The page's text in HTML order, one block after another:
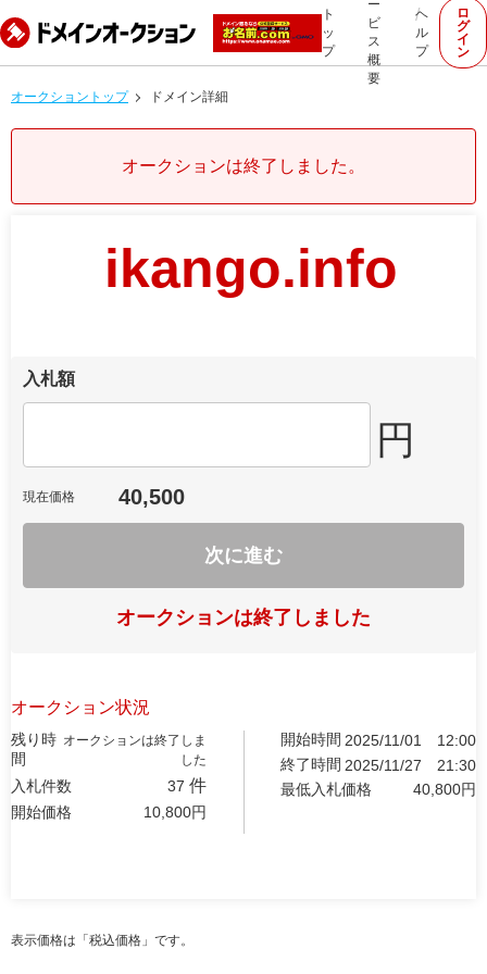
ト
ッ
プ
ー
ビ
ス
概
要
ヘ
ル
プ
ロ
グ
イ
ン
オークショントップ ドメイン詳細
オークションは終了しました。
ikango.info
入札額
円
現在価格 40,500
次に進む
オークションは終了しました
オークション状況
残り時
間
オークションは終了しま
した
入札件数 37 件
開始価格 10,800円
開始時間 2025/11/01
12:00
終了時間 2025/11/27
21:30
最低入札価格
40,800円
表示価格は「税込価格」です。